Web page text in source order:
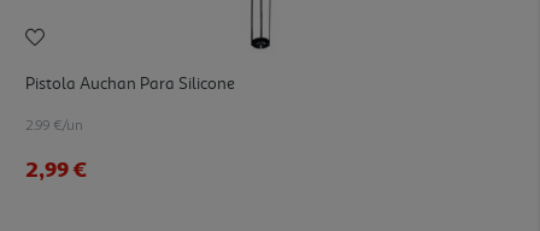
Pistola Auchan Para Silicone
2.99 €/un
2,99 €